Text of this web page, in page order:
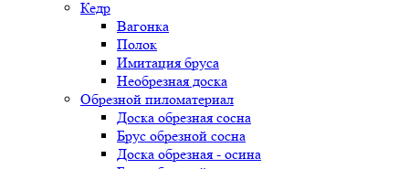
Кедр
Вагонка
Полок
Имитация бруса
Необрезная доска
Обрезной пиломатериал
Доска обрезная сосна
Брус обрезной сосна
Доска обрезная - осина